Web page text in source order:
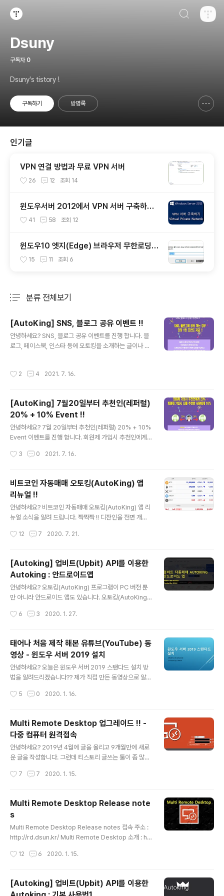
Dsuny
구독자 0
Dsuny's tistory !
구독하기 방명록
인기글
VPN 연결 방법과 무료 VPN 서버
26 12 조회 14
윈도우서버 2012에서 VPN 서버 구축하기
~!! 41 58 조회 12
윈도우10 엣지(Edge) 브라우저 무한로딩
문제 해결 방법 !!
15 11 조회 6
분류 전체보기
[AutoKing] SNS, 블로그 공유 이벤트 !!
안녕하세요? SNS, 블로그 공유 이벤트를 진행 합니다. 블
로그, 페이스북, 인스타 등에 오토킹을 소개하는 글이나 오
트를 지급해 드립니다. ※ 공유한 내용이 너무 단순하거나
r AutoKing 안드로이드 앱 : https://play.google.co
m/store/apps/details?id=com.autoking.autoking
네이버 카페 : http://cafe.naver.com/autokings
2 4 2021. 7. 16.
[AutoKing] 7월20일부터 추천인(레퍼럴)
20% + 10% Event !!
안녕하세요? 7월 20일부터 추천인(레퍼럴) 20% + 10%
Event 이벤트를 진행 합니다. 회원제 가입시 추천인에게
로 지급 합니다. 예시1) 정회원 90일 결제를 하면 추천인에
9일 지급 예시2) 나를 추천한 5명이 정회원 30일을 결재
하면 본인에게는 6일 X 5명 = 30일 지급 이벤트로 지급
받는 사람은 정회원 이상, 최근 60일 이내 수익 이력이 있
는 회원만 적용 됩니다. 20%+10% 이벤트로 지급 받은
상품은 회원제 가입 한 당사자가 탈퇴하는 경우 회수가 됩
않습니다. 추천인(레퍼럴) 가입 링크 URL은 www.auto
3 0 2021. 7. 16.
비트코인 자동매매 오토킹(AutoKing) 앱
리뉴얼 !!
안녕하세요? 비트코인 자동매매 오토킹(AutoKing) 앱 리
뉴얼 소식을 알려 드립니다. 짝짝짝 !! 디잔인을 전면 개편
로 유튭 동영상도 제작하였습니다. 구글 플레이 앱 다운로
개 및 사용법 유튜브 동영상 오토킹(AutoKing) 안드로이
드 앱 - 01 설치, 가입 오토킹(AutoKing) 안드로이드 앱 -
02 API 발급, 등록 오토킹(AutoKing) 안드로이드 앱 - 0
3 환불주소등록 오토킹(AutoKing) 안드로이드 앱 - 04
12 7 2020. 7. 21.
[Autoking] 업비트(Upbit) API를 이용한
Autoking : 안드로이드앱
안녕하세요? 오토킹(AutoKing) 프로그램이 PC 버전 뿐
만 아니라 안드로이드 앱도 있습니다. 오토킹(AutoKing)
개발을 공부해 가면서 만들었는데 중간에 많은 변화가 있
를 하고 있지 않았습니다. 현재 구글 플레이 및 원스토어에
정식으로 올라가 있습니다(2019년 11월 15일). 오토킹(A
utoKing) 안드로이드 앱은 서버용 스켈핑 자동매매를 관
리 할 수 있습니다. 전체 메뉴는 PC버전과 거의 동일하게
사용가능 합니다. - 수익 & 랭킹 - 자산 변동 - 스켈핑(서
사용방법은 아래 유튜브 동영상으로 확인을 하시면 됩..
6 3 2020. 1. 27.
태어나 처음 제작 해본 유튜브(YouTube) 동
영상 - 윈도우 서버 2019 설치
안녕하세요? 오늘은 윈도우 서버 2019 스탠다드 설치 방
법을 알려드리겠습니다?? 제가 직접 만든 동영상으로 알려
유튜브(YouTube) 채널을 만든지는 정말 오래 되었습니
(YouTube) 업로드 실행 하기 많은 분들이 유튜브(YouTu
be)를 시청하고 있습니다. 저 또한 유튜브(YouTube)를
많이 보고 있습니다. 유튜브(YouTube) 수익인증하는 동
영상도 많이 봤습니다. 나도 저렇게 수익을 낼 수 있을까?
상을 올린다고 조회수가 무조건 올라가지는 않을껀데? 이
5 0 2020. 1. 16.
Multi Remote Desktop 업그레이드 !! -
다중 컴퓨터 원격접속
안녕하세요? 2019년 4월에 글을 올리고 9개월만에 새로
운 글을 작성합니다. 그런데 티스토리 글쓰는 툴이 좀 많이
적어 보겠습니다. 오늘은 제가 개발한 Multi Remote De
서 확인 가능합니다(링크를 추가하니 자동으로 페이지 정
보를 표시해 주네요). https://www.dsun.kr/79 원격 데
스크톱 연결 멀티로 해보자 !! (Multi Remote Desktop)
- 다중 컴퓨터 원격접속 안녕하세요? 오늘은 원격 데스크
Desktop 프로그램을 소..
7 7 2020. 1. 15.
Multi Remote Desktop Release note
s
Multi Remote Desktop Release notes 접속 주소 :
http://rd.dsun.kr/ Multi Remote Desktop 소개 : htt
(ver 1.0.0.0) - Atomus Framework로 리뉴얼 - 서버
이전 버전 - ▶ 2017년 09월 05일 업데이트 (ver 1.0.0.
12 6 2020. 1. 15.
[Autoking] 업비트(Upbit) API를 이용한